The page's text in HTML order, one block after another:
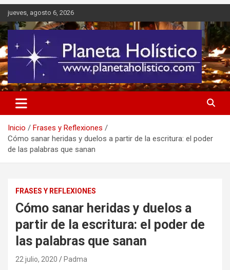
Saltar
contenido
jueves, agosto 6, 2026
Planeta Holístico
Difusión de espiritualidad, terapias alternativas holísticas, cursos,
talleres y seminarios
Inicio
Frases y Reflexiones
Cómo sanar heridas y duelos a partir de la escritura: el poder
de las palabras que sanan
FRASES Y REFLEXIONES
Cómo sanar heridas y duelos a
partir de la escritura: el poder de
las palabras que sanan
22 julio, 2020 Padma